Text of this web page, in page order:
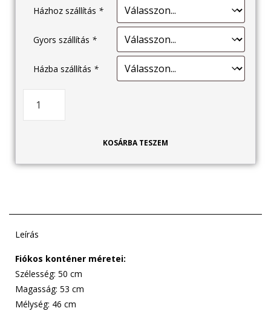
Házhoz szállítás *
Gyors szállítás *
Házba szállítás *
KOSÁRBA TESZEM
Leírás
Fiókos konténer méretei:
Szélesség: 50 cm
Magasság: 53 cm
Mélység: 46 cm